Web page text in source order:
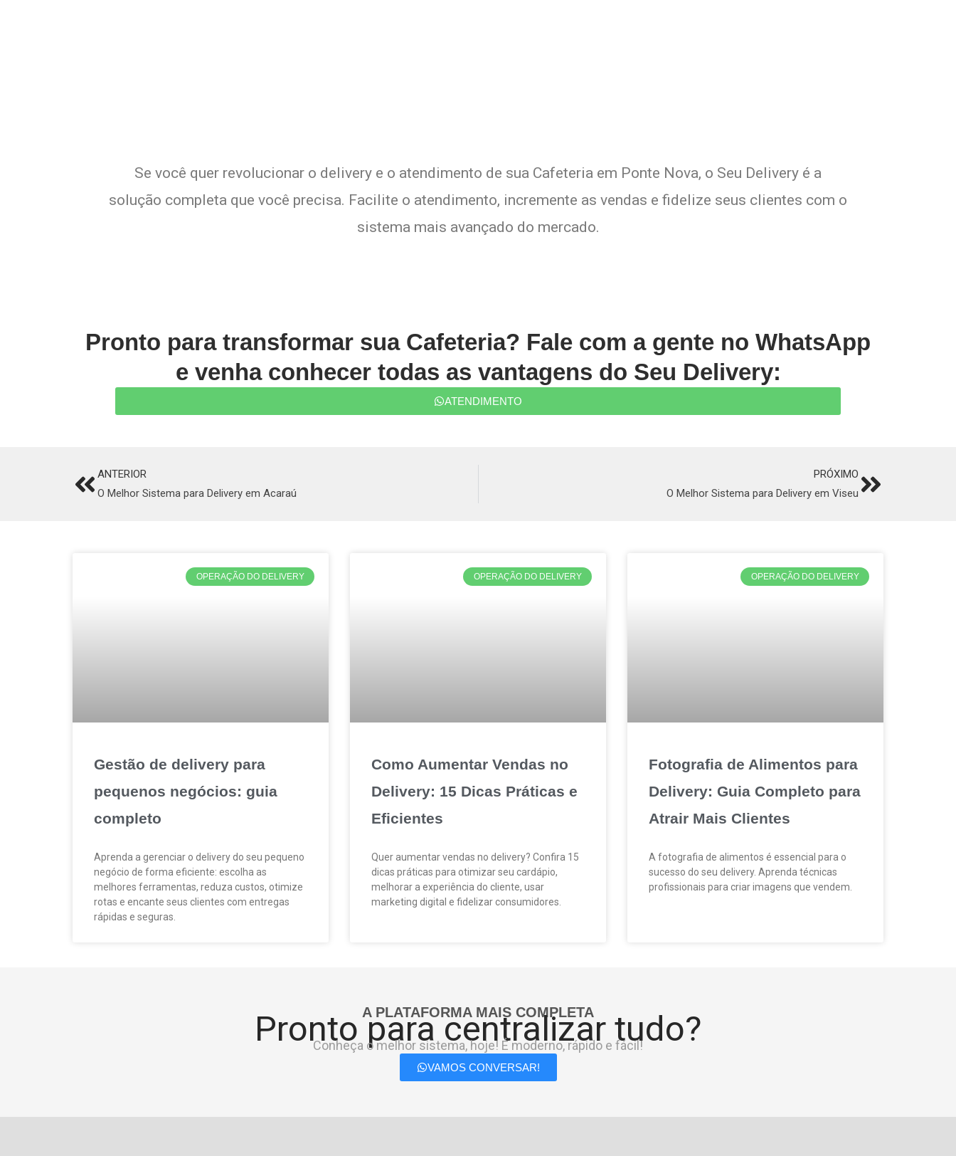
Se você quer revolucionar o delivery e o atendimento de sua Cafeteria em Ponte Nova, o Seu Delivery é a
solução completa que você precisa. Facilite o atendimento, incremente as vendas e fidelize seus clientes com o
sistema mais avançado do mercado.
Pronto para transformar sua Cafeteria? Fale com a gente no WhatsApp
e venha conhecer todas as vantagens do Seu Delivery:
ATENDIMENTO
PrevANTERIOR
O Melhor Sistema para Delivery em Acaraú
PRÓXIMO
O Melhor Sistema para Delivery em Viseu Next
OPERAÇÃO DO DELIVERY
Gestão de delivery para
pequenos negócios: guia
completo
Aprenda a gerenciar o delivery do seu pequeno
negócio de forma eficiente: escolha as
melhores ferramentas, reduza custos, otimize
rotas e encante seus clientes com entregas
rápidas e seguras.
OPERAÇÃO DO DELIVERY
Como Aumentar Vendas no
Delivery: 15 Dicas Práticas e
Eficientes
Quer aumentar vendas no delivery? Confira 15
dicas práticas para otimizar seu cardápio,
melhorar a experiência do cliente, usar
marketing digital e fidelizar consumidores.
OPERAÇÃO DO DELIVERY
Fotografia de Alimentos para
Delivery: Guia Completo para
Atrair Mais Clientes
A fotografia de alimentos é essencial para o
sucesso do seu delivery. Aprenda técnicas
profissionais para criar imagens que vendem.
A PLATAFORMA MAIS COMPLETA
Pronto para centralizar tudo?
Conheça o melhor sistema, hoje! É moderno, rápido e fácil!
VAMOS CONVERSAR!